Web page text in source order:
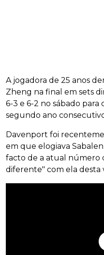
A jogadora de 25 anos
Zheng na final em sets
6-3 e 6-2 no sábado
segundo ano
Davenport foi
em que elogiava
facto de a atual número
diferente" com ela desta